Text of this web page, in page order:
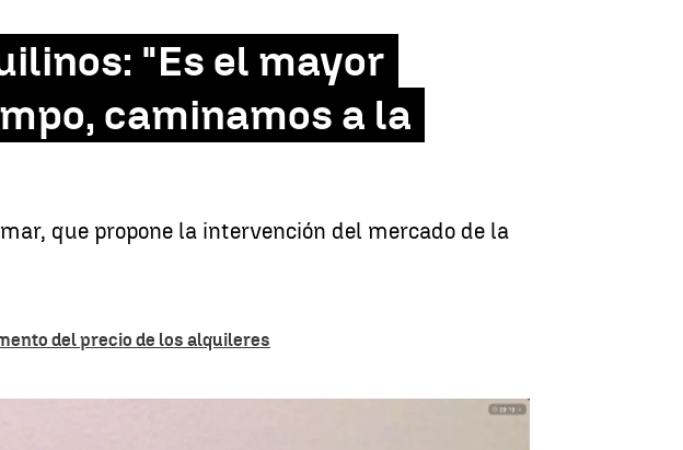
"Es el mayor
caminamos a la
que propone la intervención del mercado de la
del precio de los alquileres
Antena 3 Noticias